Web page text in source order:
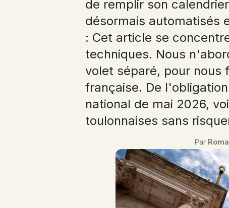
de remplir son
désormais automatisés
: Cet article se
techniques. Nous
volet séparé, pour nous
française. De
national de mai 2026,
toulonnaises sans
Par